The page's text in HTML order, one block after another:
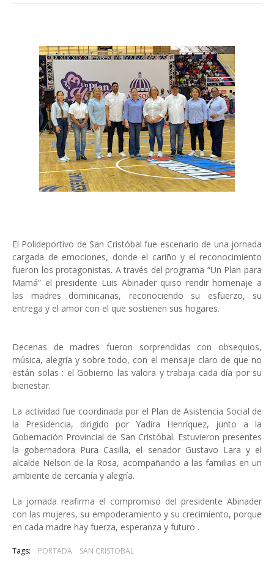
El Polideportivo de San Cristóbal fue escenario de una jornada
cargada de emociones, donde el cariño y el reconocimiento
fueron los protagonistas. A través del programa “Un Plan para
Mamá” el presidente Luis Abinader quiso rendir homenaje a
las madres dominicanas, reconociendo su esfuerzo, su
entrega y el amor con el que sostienen sus hogares.
Decenas de madres fueron sorprendidas con obsequios,
música, alegría y sobre todo, con el mensaje claro de que no
están solas : el Gobierno las valora y trabaja cada día por su
bienestar.
La actividad fue coordinada por el Plan de Asistencia Social de
la Presidencia, dirigido por Yadira Henríquez, junto a la
Gobernación Provincial de San Cristóbal. Estuvieron presentes
la gobernadora Pura Casilla, el senador Gustavo Lara y el
alcalde Nelson de la Rosa, acompañando a las familias en un
ambiente de cercanía y alegría.
La jornada reafirma el compromiso del presidente Abinader
con las mujeres, su empoderamiento y su crecimiento, porque
en cada madre hay fuerza, esperanza y futuro .
Tags: PORTADA SAN CRISTOBAL